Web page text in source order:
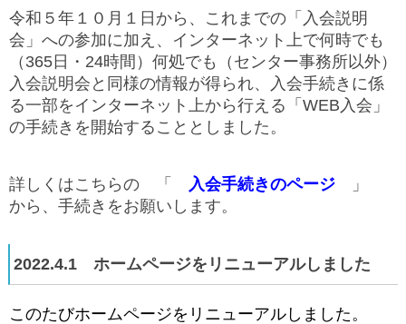
令和５年１０月１日から、これまでの「入会説明
会」への参加に加え、インターネット上で何時でも
（365日・24時間）何処でも（センター事務所以外）
入会説明会と同様の情報が得られ、入会手続きに係
る一部をインターネット上から行える「WEB入会」
の手続きを開始することとしました。
詳しくはこちらの 「 入会手続きのページ 」
から、手続きをお願いします。
2022.4.1 ホームページをリニューアルしました
このたびホームページをリニューアルしました。